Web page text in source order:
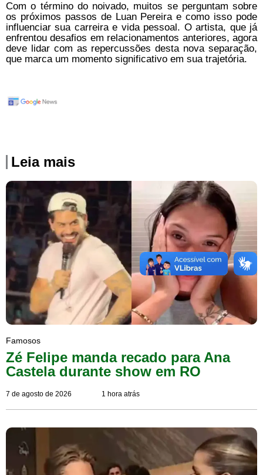
Com o término do noivado, muitos se perguntam sobre
os próximos passos de Luan Pereira e como isso pode
influenciar sua carreira e vida pessoal. O artista, que já
enfrentou desafios em relacionamentos anteriores, agora
deve lidar com as repercussões desta nova separação,
que marca um momento significativo em sua trajetória.
Leia mais
Famosos
Zé Felipe manda recado para Ana
Castela durante show em RO
7 de agosto de 2026 1 hora atrás